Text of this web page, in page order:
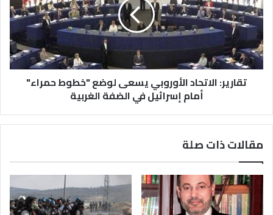
تقارير: الاتحاد الأوروبي يسعى لوضع "خطوط حمراء"
أمام إسرائيل في الضفة الغربية
مقالات ذات صلة